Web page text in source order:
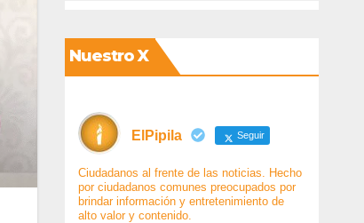
Nuestro X
ElPipila Seguir
Ciudadanos al frente de las noticias. Hecho
por ciudadanos comunes preocupados por
brindar información y entretenimiento de
alto valor y contenido.